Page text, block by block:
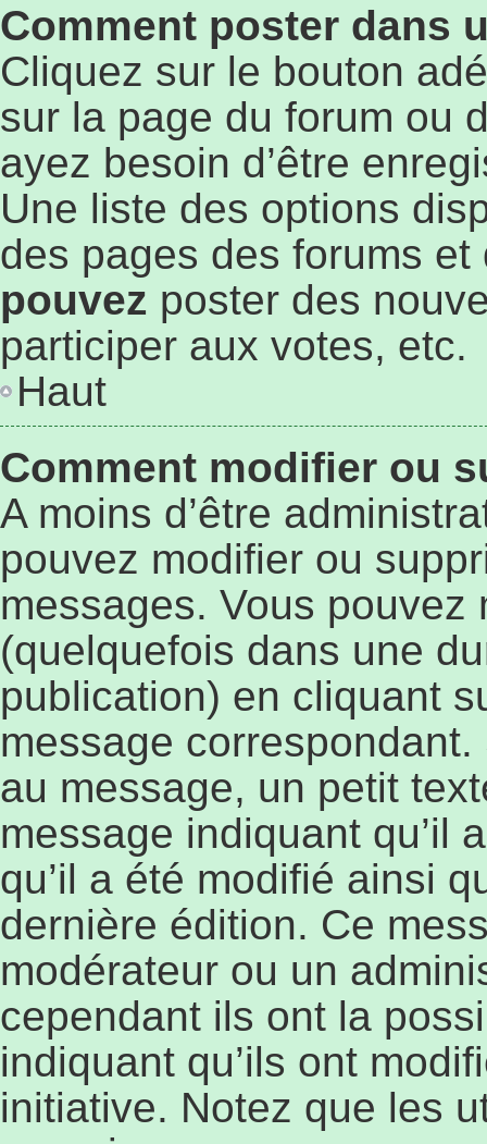
Comment poster dans
Cliquez sur le bouton
sur la page du forum ou
ayez besoin d’être
Une liste des options
des pages des forums
pouvez poster des
participer aux votes, etc.
Haut
Comment modifier ou
A moins d’être
pouvez modifier ou
messages. Vous pouvez
(quelquefois dans une
publication) en cliquant
message
au message, un petit
message indiquant qu’il
qu’il a été modifié ainsi
dernière édition. Ce
modérateur ou un
cependant ils ont la
indiquant qu’ils ont
initiative. Notez que les